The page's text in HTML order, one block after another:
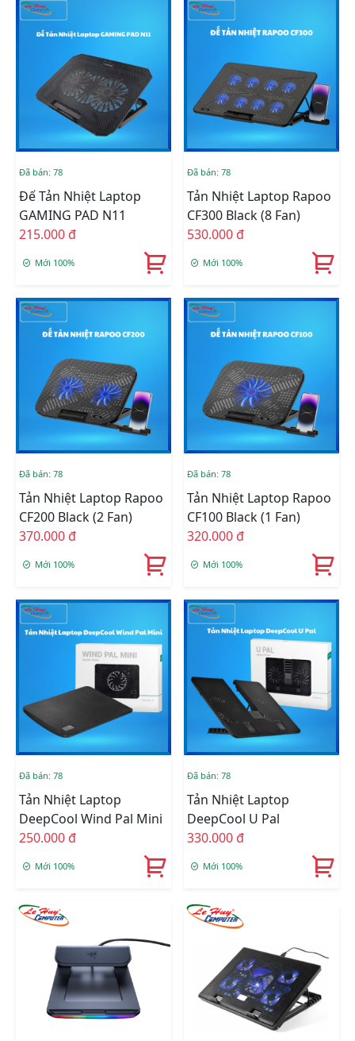
Đã bán: 78
Đế Tản Nhiệt Laptop
GAMING PAD N11
215.000 đ
Mới 100%
Đã bán: 78
Tản Nhiệt Laptop Rapoo
CF300 Black (8 Fan)
530.000 đ
Mới 100%
Đã bán: 78
Tản Nhiệt Laptop Rapoo
CF200 Black (2 Fan)
370.000 đ
Mới 100%
Đã bán: 78
Tản Nhiệt Laptop Rapoo
CF100 Black (1 Fan)
320.000 đ
Mới 100%
Đã bán: 78
Tản Nhiệt Laptop
DeepCool Wind Pal Mini
250.000 đ
Mới 100%
Đã bán: 78
Tản Nhiệt Laptop
DeepCool U Pal
330.000 đ
Mới 100%